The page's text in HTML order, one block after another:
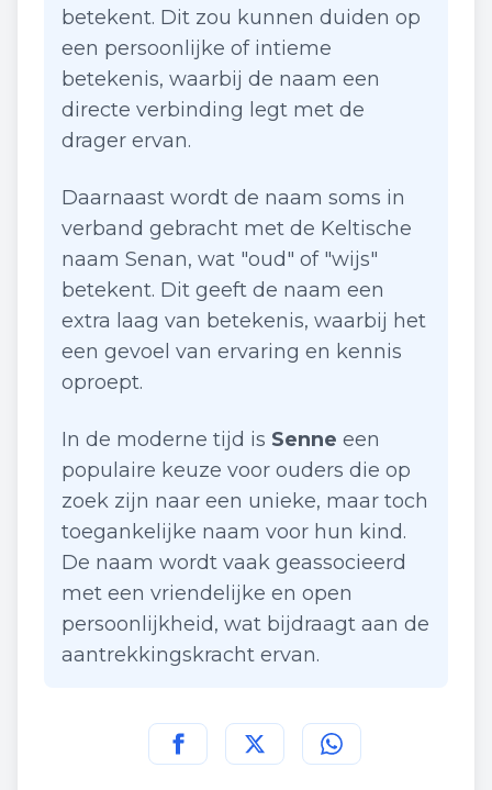
betekent. Dit zou kunnen duiden op
een persoonlijke of intieme
betekenis, waarbij de naam een
directe verbinding legt met de
drager ervan.
Daarnaast wordt de naam soms in
verband gebracht met de Keltische
naam Senan, wat "oud" of "wijs"
betekent. Dit geeft de naam een
extra laag van betekenis, waarbij het
een gevoel van ervaring en kennis
oproept.
In de moderne tijd is Senne een
populaire keuze voor ouders die op
zoek zijn naar een unieke, maar toch
toegankelijke naam voor hun kind.
De naam wordt vaak geassocieerd
met een vriendelijke en open
persoonlijkheid, wat bijdraagt aan de
aantrekkingskracht ervan.
Deel deze pagina op
Deel deze pagina op
Deel deze pagina